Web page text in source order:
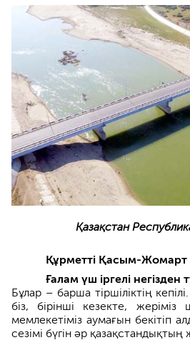
Қазақстан
Құрметті Қасым-
Ғалам үш іргелі
Бұлар – барша тіршіліктің
біз, бірінші кезекте,
мемлекетіміз аумағын бекітіп
сезімі бүгін әр қазақстандықтың